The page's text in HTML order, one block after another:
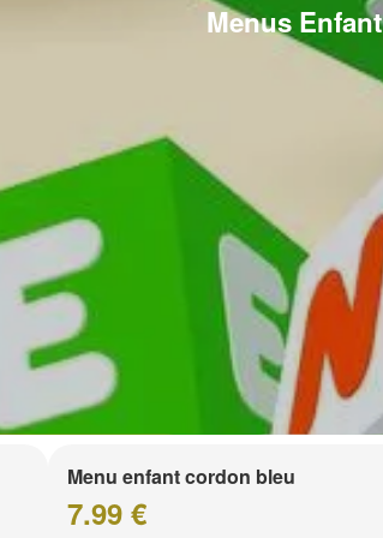
Menus Enfant
Menu enfant cordon bleu
7.99 €